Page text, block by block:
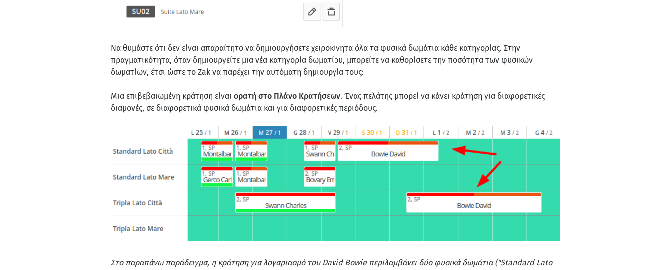
Να θυμάστε ότι δεν είναι απαραίτητο να δημιουργήσετε χειροκίνητα όλα τα φυσικά δωμάτια κάθε κατηγορίας. Στην
πραγματικότητα, όταν δημιουργείτε μια νέα κατηγορία δωματίου, μπορείτε να καθορίσετε την ποσότητα των φυσικών
δωματίων, έτσι ώστε το Zak να παρέχει την αυτόματη δημιουργία τους:
Μια επιβεβαιωμένη κράτηση είναι ορατή στο Πλάνο Κρατήσεων. Ένας πελάτης μπορεί να κάνει κράτηση για διαφορετικές
διαμονές, σε διαφορετικά φυσικά δωμάτια και για διαφορετικές περιόδους.
Στο παραπάνω παράδειγμα, η κράτηση για λογαριασμό του David Bowie περιλαμβάνει δύο φυσικά δωμάτια ("Standard Lato